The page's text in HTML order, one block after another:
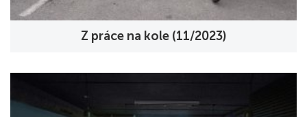
Z práce na kole (11/2023)